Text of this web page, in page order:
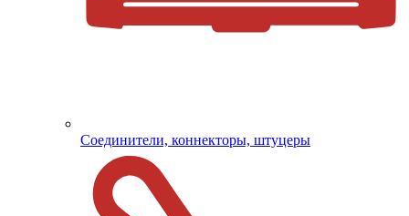
Соединители, коннекторы, штуцеры